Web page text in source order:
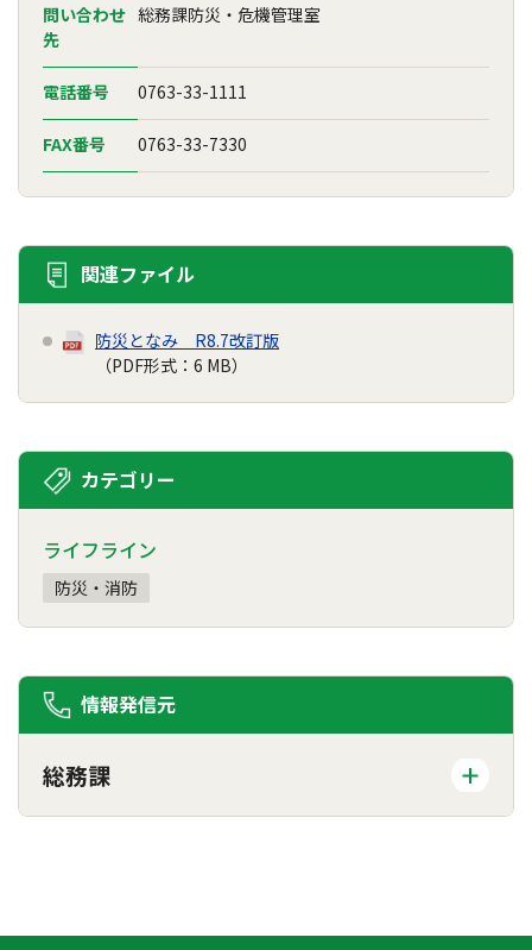
問い合わせ
先
総務課防災・危機管理室
電話番号 0763-33-1111
FAX番号 0763-33-7330
関連ファイル
防災となみ R8.7改訂版
（PDF形式：6 MB）
カテゴリー
ライフライン
防災・消防
情報発信元
総務課